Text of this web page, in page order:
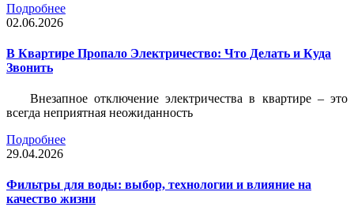
Подробнее
02.06.2026
В Квартире Пропало Электричество: Что Делать и Куда
Звонить
Внезапное отключение электричества в квартире – это
всегда неприятная неожиданность
Подробнее
29.04.2026
Фильтры для воды: выбор, технологии и влияние на
качество жизни